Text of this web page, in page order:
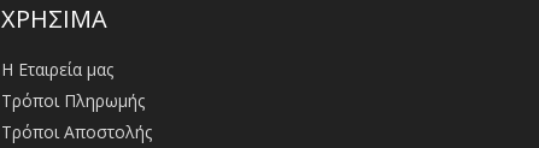
ΧΡΗΣΙΜΑ
Η Εταιρεία μας
Τρόποι Πληρωμής
Τρόποι Αποστολής